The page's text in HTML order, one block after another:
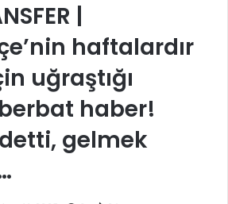
|
haftalardır
uğraştığı
haber!
gelmek